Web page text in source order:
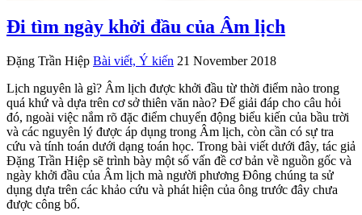
Đi tìm ngày khởi đầu của Âm lịch
Đặng Trần Hiệp Bài viết, Ý kiến 21 November 2018
Lịch nguyên là gì? Âm lịch được khởi đầu từ thời điểm nào trong
quá khứ và dựa trên cơ sở thiên văn nào? Để giải đáp cho câu hỏi
đó, ngoài việc nắm rõ đặc điểm chuyển động biểu kiến của bầu trời
và các nguyên lý được áp dụng trong Âm lịch, còn cần có sự tra
cứu và tính toán dưới dạng toán học. Trong bài viết dưới đây, tác giả
Đặng Trần Hiệp sẽ trình bày một số vấn đề cơ bản về nguồn gốc và
ngày khởi đầu của Âm lịch mà người phương Đông chúng ta sử
dụng dựa trên các khảo cứu và phát hiện của ông trước đây chưa
được công bố.